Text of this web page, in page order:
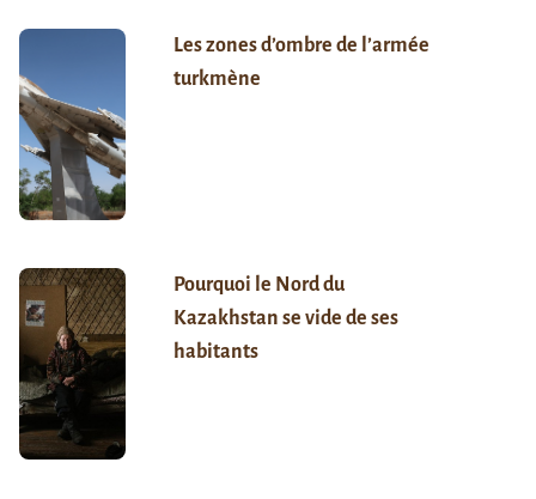
Les zones d’ombre de l’armée
turkmène
Pourquoi le Nord du
Kazakhstan se vide de ses
habitants